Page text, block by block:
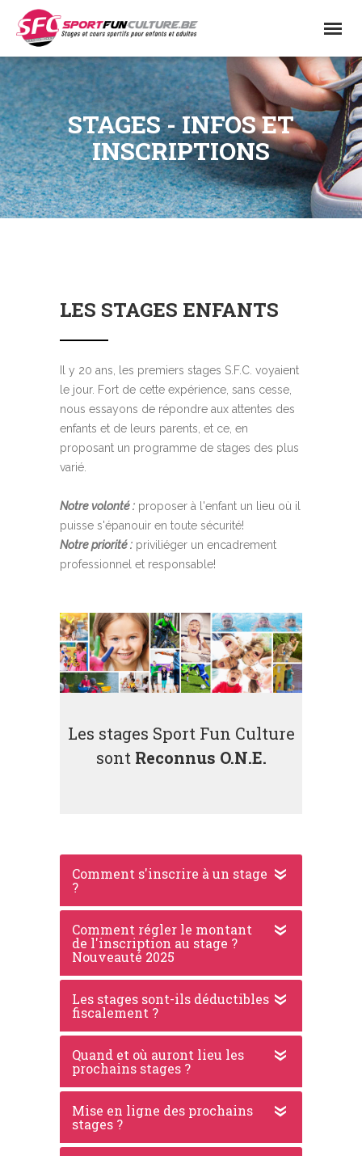
STAGES - INFOS ET
INSCRIPTIONS
LES STAGES ENFANTS
Il y 20 ans, les premiers stages S.F.C. voyaient
le jour. Fort de cette expérience, sans cesse,
nous essayons de répondre aux attentes des
enfants et de leurs parents, et ce, en
proposant un programme de stages des plus
varié.
Notre volonté : proposer à l'enfant un lieu où il
puisse s'épanouir en toute sécurité!
Notre priorité : priviliéger un encadrement
professionnel et responsable!
Les stages Sport Fun Culture
sont Reconnus O.N.E.
Comment s'inscrire à un stage
?
Comment régler le montant
de l'inscription au stage ?
Nouveauté 2025
Les stages sont-ils déductibles
fiscalement ?
Quand et où auront lieu les
prochains stages ?
Mise en ligne des prochains
stages ?